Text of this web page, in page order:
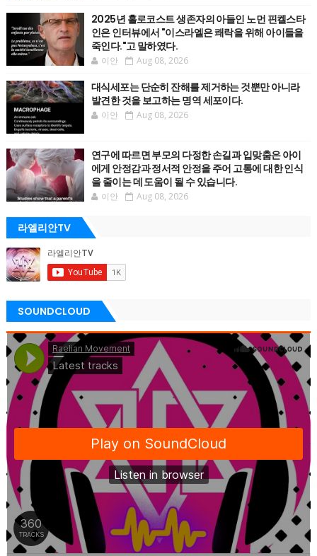
2025년 홀로코스트 생존자의 아들인 노먼 핀켈스타
인은 인터뷰에서 "이스라엘은 쾌락을 위해 아이들을
죽인다."고 말하였다.
이안 Aug 08, 2026
대식세포는 단순히 잔해를 제거하는 것뿐만 아니라
발견한 것을 보고하는 명역 세포이다.
이안 Aug 08, 2026
연구에 따르면 부모의 다정한 손길과 입맞춤은 아이
에게 안정감과 정서적 안정을 주어 고통에 대한 인식
을 줄이는 데 도움이 될 수 있습니다.
이안 Aug 08, 2026
라엘리안TV
SOUNDCLOUD